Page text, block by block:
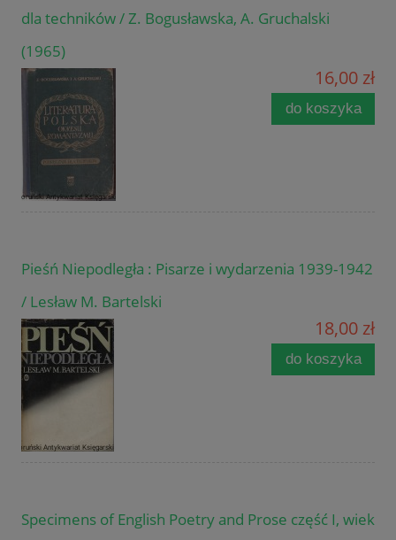
dla techników / Z. Bogusławska, A. Gruchalski
(1965)
16,00 zł
do koszyka
Pieśń Niepodległa : Pisarze i wydarzenia 1939-1942
/ Lesław M. Bartelski
18,00 zł
do koszyka
Specimens of English Poetry and Prose część I, wiek